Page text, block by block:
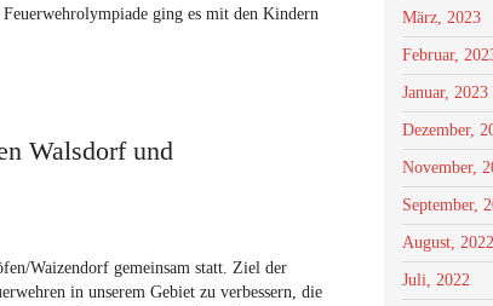
ging es mit den Kindern
Walsdorf und
Waizendorf gemeinsam statt. Ziel der
in unserem Gebiet zu verbessern, die
März, 2023
Februar,
Januar, 2023
Dezember,
November,
September,
August, 2022
Juli, 2022